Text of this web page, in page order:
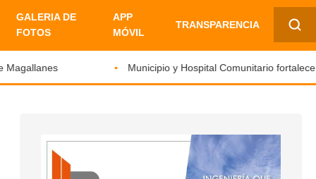
GALERIA DE
FOTOS
APP
MÓVIL
TRANSPARENCIA
✕
Municipio y Hospital Comunitario fortalecen